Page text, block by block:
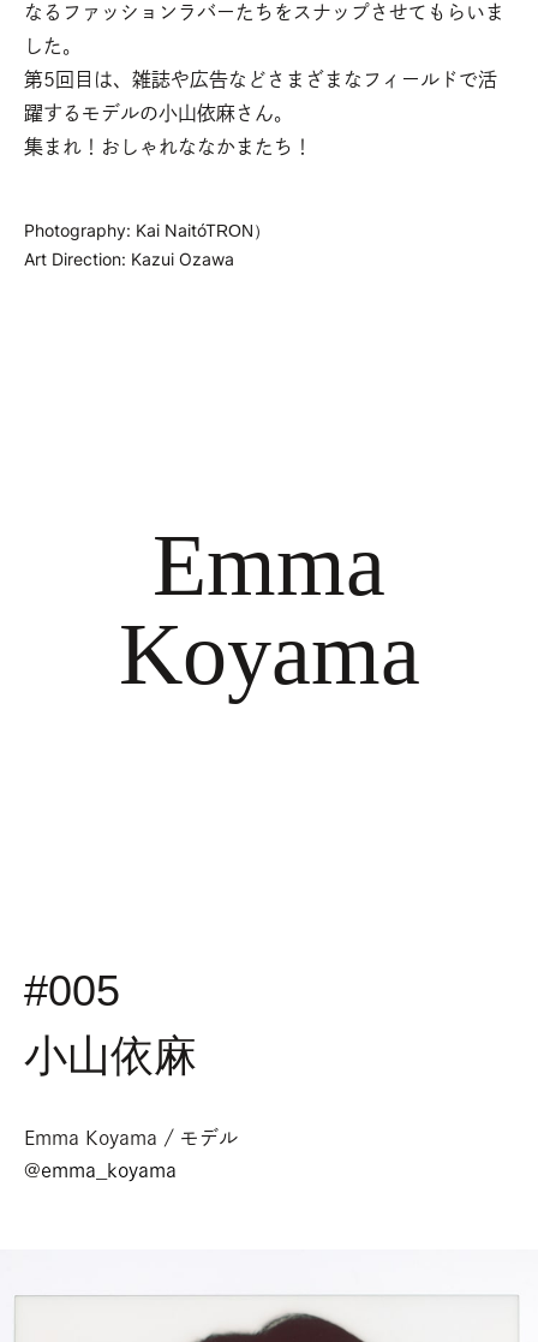
なるファッションラバーたちをスナップさせてもらいま
した。
第5回目は、雑誌や広告などさまざまなフィールドで活
躍するモデルの小山依麻さん。
集まれ！おしゃれななかまたち！
Photography: Kai Naito（TRON）
Art Direction: Kazui Ozawa
Emma
Koyama
#005
小山依麻
Emma Koyama / モデル
@emma_koyama